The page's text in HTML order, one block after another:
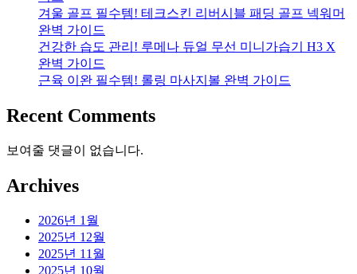
겨울 골프 필수템! 테크스킨 리버시블 패딩 골프 넥워머
완벽 가이드
건강한 습도 관리! 루메나 듀얼 무선 미니가습기 H3 X
완벽 가이드
근육 이완 필수템! 롤링 마사지볼 완벽 가이드
Recent Comments
보여줄 댓글이 없습니다.
Archives
2026년 1월
2025년 12월
2025년 11월
2025년 10월